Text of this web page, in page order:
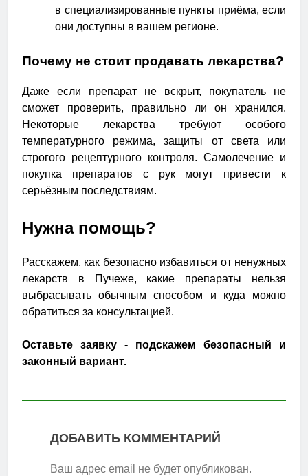
в специализированные пункты приёма, если
они доступны в вашем регионе.
Почему не стоит продавать лекарства?
Даже если препарат не вскрыт, покупатель не
сможет проверить, правильно ли он хранился.
Некоторые лекарства требуют особого
температурного режима, защиты от света или
строгого рецептурного контроля. Самолечение и
покупка препаратов с рук могут привести к
серьёзным последствиям.
Нужна помощь?
Расскажем, как безопасно избавиться от ненужных
лекарств в Пучеже, какие препараты нельзя
выбрасывать обычным способом и куда можно
обратиться за консультацией.
Оставьте заявку - подскажем безопасный и
законный вариант.
ДОБАВИТЬ КОММЕНТАРИЙ
Ваш адрес email не будет опубликован.